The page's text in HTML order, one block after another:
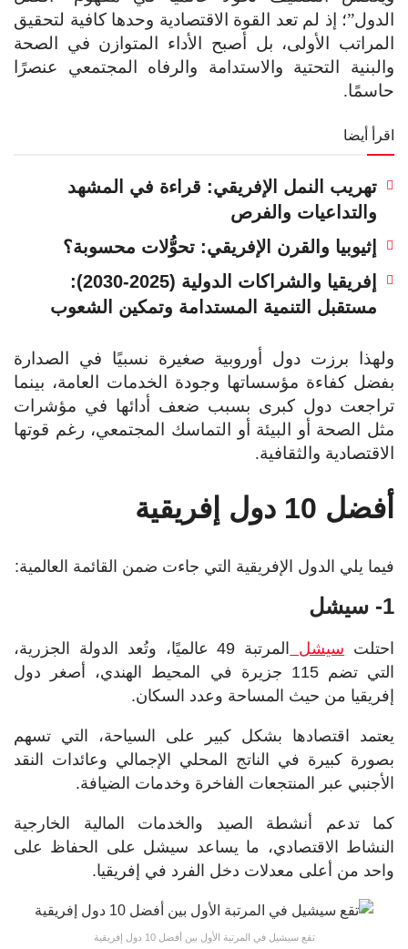
الدول”؛ إذ لم تعد القوة الاقتصادية وحدها كافية لتحقيق
المراتب الأولى، بل أصبح الأداء المتوازن في الصحة
والبنية التحتية والاستدامة والرفاه المجتمعي عنصرًا
حاسمًا.
اقرأ أيضا
تهريب النمل الإفريقي: قراءة في المشهد
والتداعيات والفرص
إثيوبيا والقرن الإفريقي: تحوُّلات محسوبة؟
إفريقيا والشراكات الدولية (2025-2030):
مستقبل التنمية المستدامة وتمكين الشعوب
ولهذا برزت دول أوروبية صغيرة نسبيًا في الصدارة
بفضل كفاءة مؤسساتها وجودة الخدمات العامة، بينما
تراجعت دول كبرى بسبب ضعف أدائها في مؤشرات
مثل الصحة أو البيئة أو التماسك المجتمعي، رغم قوتها
الاقتصادية والثقافية.
أفضل 10 دول إفريقية
فيما يلي الدول الإفريقية التي جاءت ضمن القائمة العالمية:
1- سيشل
احتلت سيشل
المرتبة 49 عالميًا، وتُعد الدولة الجزرية،
التي تضم 115 جزيرة في المحيط الهندي، أصغر دول
إفريقيا من حيث المساحة وعدد السكان.
يعتمد اقتصادها بشكل كبير على السياحة، التي تسهم
بصورة كبيرة في الناتج المحلي الإجمالي وعائدات النقد
الأجنبي عبر المنتجعات الفاخرة وخدمات الضيافة.
كما تدعم أنشطة الصيد والخدمات المالية الخارجية
النشاط الاقتصادي، ما يساعد سيشل على الحفاظ على
واحد من أعلى معدلات دخل الفرد في إفريقيا.
تقع سيشيل في المرتبة الأول بين أفضل 10 دول إفريقية